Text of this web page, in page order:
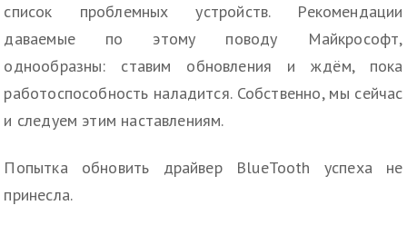
список проблемных устройств. Рекомендации
даваемые по этому поводу Майкрософт,
однообразны: ставим обновления и ждём, пока
работоспособность наладится. Собственно, мы сейчас
и следуем этим наставлениям.
Попытка обновить драйвер BlueTooth успеха не
принесла.